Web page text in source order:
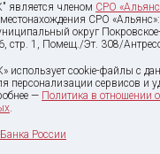
является членом СРО
СРО
округ
стр. 1, Помещ./Эт. 308/
использует cookie-файлы с
персонализации сервисов и
— Политика в отношении
.
России